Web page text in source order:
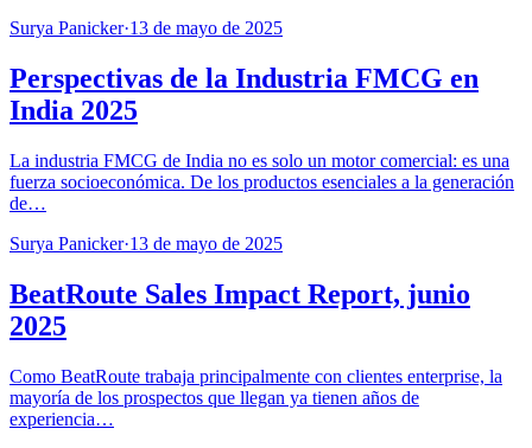
Surya Panicker·13 de mayo de 2025
Perspectivas de la Industria FMCG en
India 2025
La industria FMCG de India no es solo un motor comercial: es una
fuerza socioeconómica. De los productos esenciales a la generación
de…
Surya Panicker·13 de mayo de 2025
BeatRoute Sales Impact Report, junio
2025
Como BeatRoute trabaja principalmente con clientes enterprise, la
mayoría de los prospectos que llegan ya tienen años de
experiencia…